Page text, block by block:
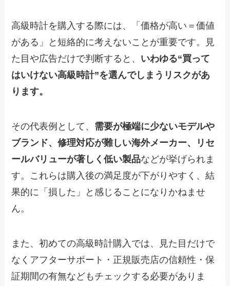
高級時計を購入する際には、「価格が高い＝価値
がある」と短絡的に考えないことが重要です。見
た目や広告だけで判断すると、 いわゆる“買って
はいけない高級時計”を選んでしまうリスクがあ
ります。
その代表例として、 需要が極端に少ないモデルや
ブランド、修理対応が難しい海外メーカー、リセ
ールバリューが著しく低い製品などが挙げられま
す。これらは購入後の満足度が下がりやすく、結
果的に「損した」と感じることになりかねませ
ん。
また、初めての高級時計購入では、見た目だけで
なくアフターサポート・正規販売店の信頼性・保
証期間の有無などもチェックする必要がありま